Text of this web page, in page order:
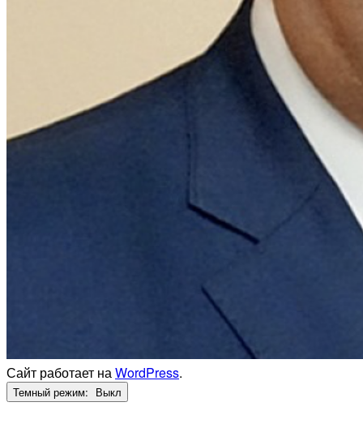
Сайт работает наWordPress.
Темный режим: